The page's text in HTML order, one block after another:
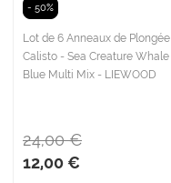
- 50%
Lot de 6 Anneaux de Plongée
Calisto - Sea Creature Whale
Blue Multi Mix - LIEWOOD
12,00 €
24,00 €